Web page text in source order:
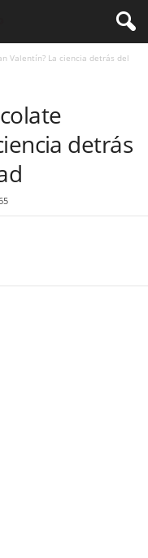
Valentín? La ciencia detrás del
detrás